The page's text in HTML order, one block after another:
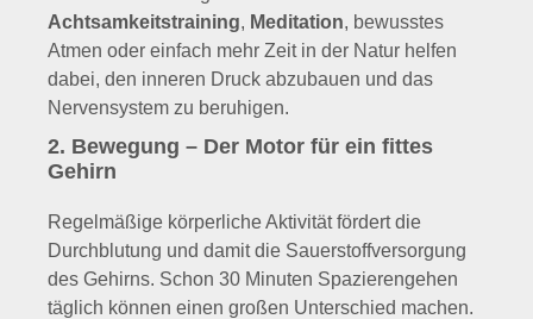
Achtsamkeitstraining, Meditation, bewusstes
Atmen oder einfach mehr Zeit in der Natur helfen
dabei, den inneren Druck abzubauen und das
Nervensystem zu beruhigen.
2. Bewegung – Der Motor für ein fittes
Gehirn
Regelmäßige körperliche Aktivität fördert die
Durchblutung und damit die Sauerstoffversorgung
des Gehirns. Schon 30 Minuten Spazierengehen
täglich können einen großen Unterschied machen.